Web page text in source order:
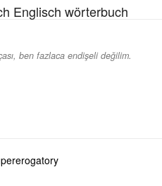
Englisch wörterbuch
ben fazlaca endişeli değilim.